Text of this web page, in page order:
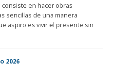
consiste en hacer obras
sencillas de una manera
aspiro es vivir el presente sin
2026